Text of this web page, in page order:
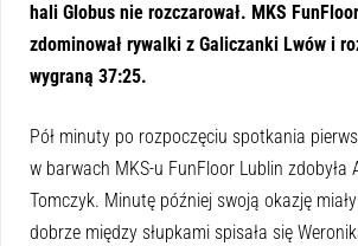
hali Globus nie rozczarował. MKS
zdominował rywalki z Galiczanki Lwów i
wygraną 37:25.
Pół minuty po rozpoczęciu spotkania
w barwach MKS-u FunFloor Lublin zdobyła
Tomczyk. Minutę później swoją okazję
dobrze między słupkami spisała się